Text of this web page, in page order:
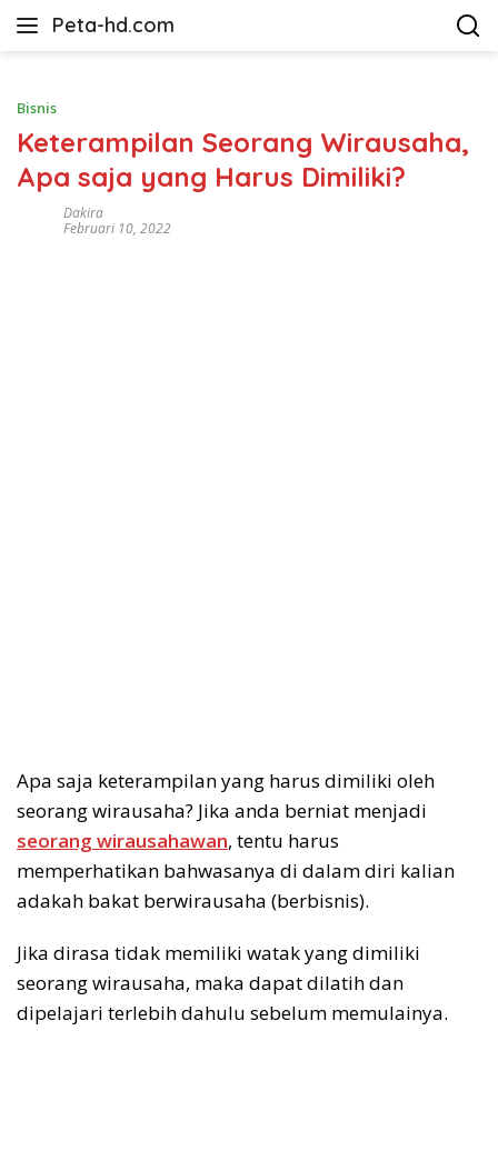
Peta-hd.com
Kumpulan
HD
Bisnis
Keterampilan Seorang Wirausaha,
Apa saja yang Harus Dimiliki?
Dakira
Februari 10, 2022
Apa saja keterampilan yang harus dimiliki oleh
seorang wirausaha? Jika anda berniat menjadi
seorang wirausahawan, tentu harus
memperhatikan bahwasanya di dalam diri kalian
adakah bakat berwirausaha (berbisnis).
Jika dirasa tidak memiliki watak yang dimiliki
seorang wirausaha, maka dapat dilatih dan
dipelajari terlebih dahulu sebelum memulainya.